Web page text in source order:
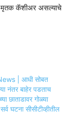
मृतक कॅशीअर असल्याचे
| आधी सोबत
नंतर बाहेर पडताच
छाताडावर गोळ्या
घटना सीसीटीव्हीतील